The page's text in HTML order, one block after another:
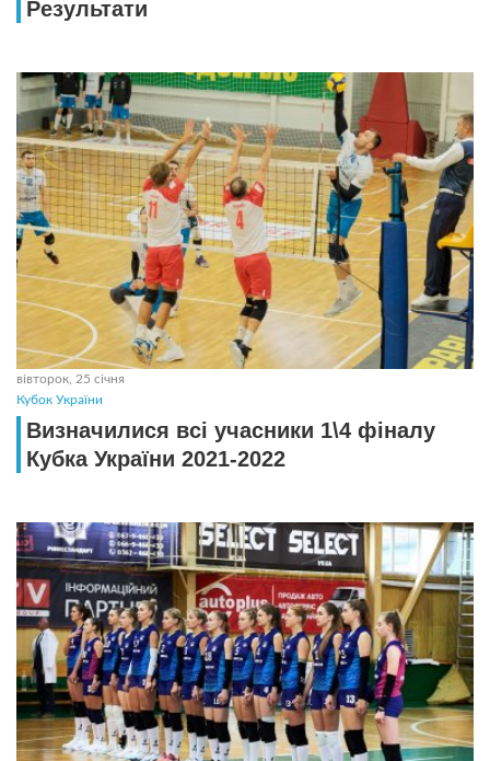
Результати
вівторок, 25 січня
Кубок України
Визначилися всі учасники 1\4 фіналу
Кубка України 2021-2022